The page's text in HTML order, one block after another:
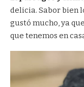
delicia. Sabor bien
gustó mucho, ya
que tenemos en